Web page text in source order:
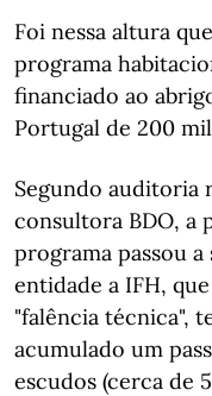
Foi nessa altura
programa
financiado ao
Portugal de 200
Segundo auditoria
consultora BDO, a
programa passou
entidade a IFH,
"falência técnica",
acumulado um
escudos (cerca de